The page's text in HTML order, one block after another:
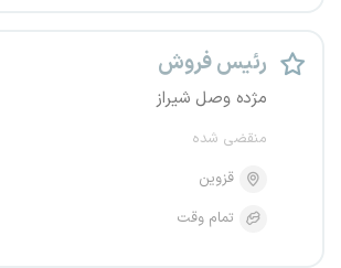
رئیس فروش
مژده وصل شیراز
منقضی شده
قزوین
تمام وقت